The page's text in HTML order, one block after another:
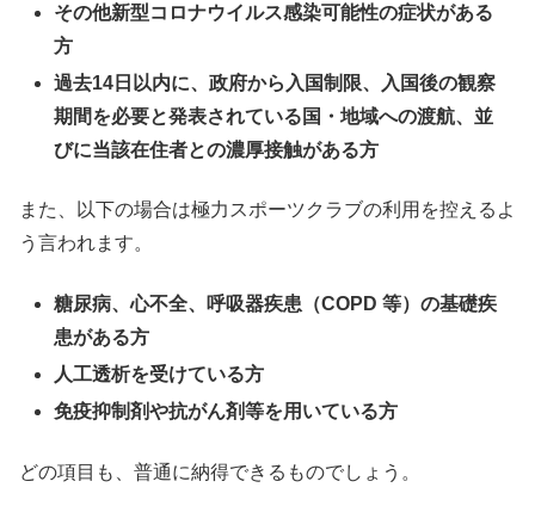
その他新型コロナウイルス感染可能性の症状がある
方
過去14日以内に、政府から入国制限、入国後の観察
期間を必要と発表されている国・地域への渡航、並
びに当該在住者との濃厚接触がある方
また、以下の場合は極力スポーツクラブの利用を控えるよ
う言われます。
糖尿病、心不全、呼吸器疾患（COPD 等）の基礎疾
患がある方
人工透析を受けている方
免疫抑制剤や抗がん剤等を用いている方
どの項目も、普通に納得できるものでしょう。